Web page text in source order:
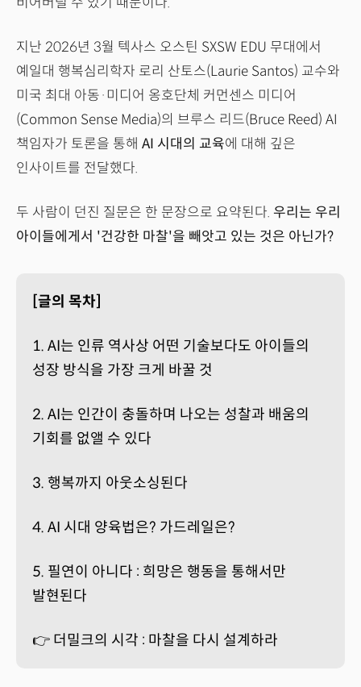
지난 2026년 3월 텍사스 오스틴 SXSW EDU 무대에서
예일대 행복심리학자 로리 산토스(Laurie Santos) 교수와
미국 최대 아동·미디어 옹호단체 커먼센스 미디어
(Common Sense Media)의 브루스 리드(Bruce Reed) AI
책임자가 토론을 통해 AI 시대의 교육에 대해 깊은
인사이트를 전달했다.
두 사람이 던진 질문은 한 문장으로 요약된다. 우리는 우리
아이들에게서 '건강한 마찰'을 빼앗고 있는 것은 아닌가?
[글의 목차]
1. AI는 인류 역사상 어떤 기술보다도 아이들의
성장 방식을 가장 크게 바꿀 것
2. AI는 인간이 충돌하며 나오는 성찰과 배움의
기회를 없앨 수 있다
3. 행복까지 아웃소싱된다
4. AI 시대 양육법은? 가드레일은?
5. 필연이 아니다 : 희망은 행동을 통해서만
발현된다
👉 더밀크의 시각 : 마찰을 다시 설계하라